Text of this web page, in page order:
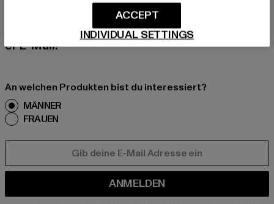
Melde dich hier für unseren Newsletter an und
erhalte künftig Informationen über aktuelle Tre
nds, Angebote und Gutscheine von DefShop p
er E-Mail!
An welchen Produkten bist du interessiert?
MÄNNER
FRAUEN
ANMELDEN
INDIVIDUAL SETTINGS
ACCEPT